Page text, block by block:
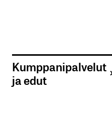
Kumppanipalvelut
ja edut